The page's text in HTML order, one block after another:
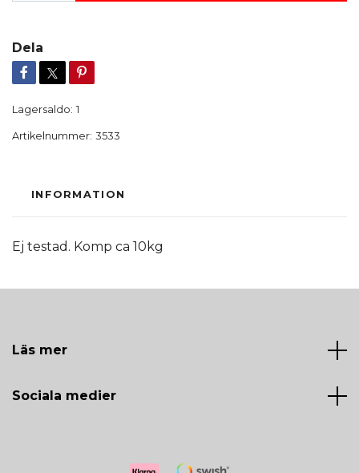
Dela
Lagersaldo: 1
Artikelnummer: 3533
INFORMATION
Ej testad. Komp ca 10kg
Läs mer
Sociala medier